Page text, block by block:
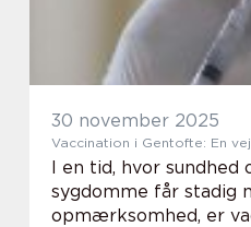
30 november 2025
Vaccination i Gentofte: En
I en tid, hvor sundhed
sygdomme får stadig
opmærksomhed, er